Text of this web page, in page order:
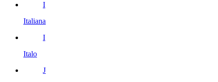
I
Italiana
I
Italo
J